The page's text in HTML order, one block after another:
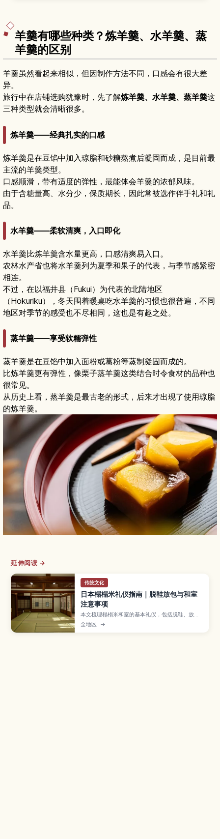
羊羹有哪些种类？炼羊羹、水羊羹、蒸
羊羹的区别
羊羹虽然看起来相似，但因制作方法不同，口感会有很大差
异。
旅行中在店铺选购犹豫时，先了解炼羊羹、水羊羹、蒸羊羹这
三种类型就会清晰很多。
炼羊羹——经典扎实的口感
炼羊羹是在豆馅中加入琼脂和砂糖熬煮后凝固而成，是目前最
主流的羊羹类型。
口感顺滑，带有适度的弹性，最能体会羊羹的浓郁风味。
由于含糖量高、水分少，保质期长，因此常被选作伴手礼和礼
品。
水羊羹——柔软清爽，入口即化
水羊羹比炼羊羹含水量更高，口感清爽易入口。
农林水产省也将水羊羹列为夏季和果子的代表，与季节感紧密
相连。
不过，在以福井县（Fukui）为代表的北陆地区
（Hokuriku），冬天围着暖桌吃水羊羹的习惯也很普遍，不同
地区对季节的感受也不尽相同，这也是有趣之处。
蒸羊羹——享受软糯弹性
蒸羊羹是在豆馅中加入面粉或葛粉等蒸制凝固而成的。
比炼羊羹更有弹性，像栗子蒸羊羹这类结合时令食材的品种也
很常见。
从历史上看，蒸羊羹是最古老的形式，后来才出现了使用琼脂
的炼羊羹。
延伸阅读 →
传统文化
日本榻榻米礼仪指南｜脱鞋放包与和室
注意事项
本文梳理榻榻米和室的基本礼仪，包括脱鞋、放
包、拍照与防损细节，帮助新手从容应对。
全地区 →